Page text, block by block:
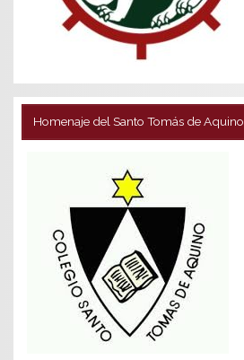
Homenaje del Santo Tomás de Aquino